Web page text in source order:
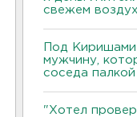
свежем
Под
мужчину,
соседа
"Хотел